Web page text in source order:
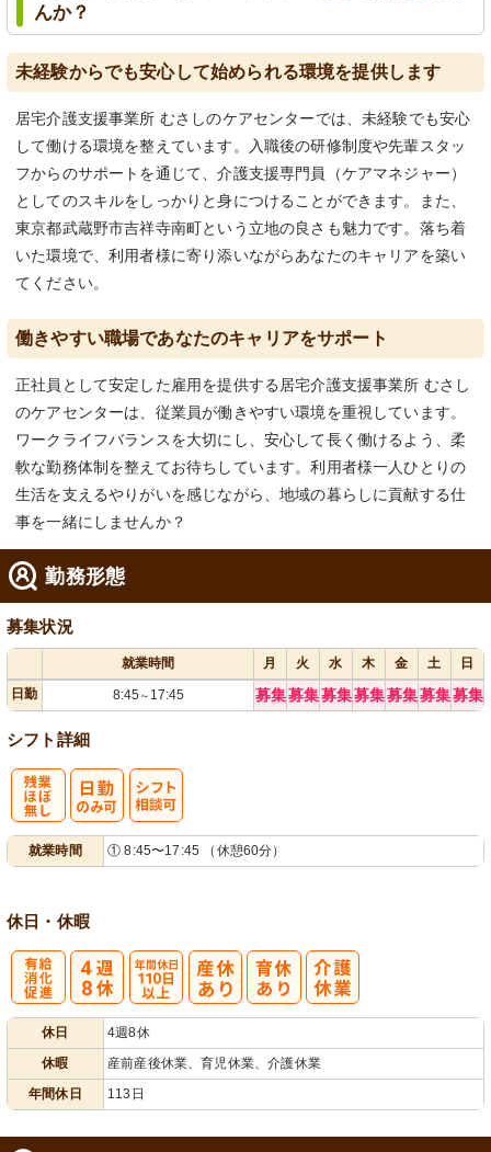
んか？
未経験からでも安心して始められる環境を提供します
居宅介護支援事業所 むさしのケアセンターでは、未経験でも安心
して働ける環境を整えています。入職後の研修制度や先輩スタッ
フからのサポートを通じて、介護支援専門員（ケアマネジャー）
としてのスキルをしっかりと身につけることができます。また、
東京都武蔵野市吉祥寺南町という立地の良さも魅力です。落ち着
いた環境で、利用者様に寄り添いながらあなたのキャリアを築い
てください。
働きやすい職場であなたのキャリアをサポート
正社員として安定した雇用を提供する居宅介護支援事業所 むさし
のケアセンターは、従業員が働きやすい環境を重視しています。
ワークライフバランスを大切にし、安心して長く働けるよう、柔
軟な勤務体制を整えてお待ちしています。利用者様一人ひとりの
生活を支えるやりがいを感じながら、地域の暮らしに貢献する仕
事を一緒にしませんか？
勤務形態
募集状況
就業時間 月 火 水 木 金 土
日
日勤
8:45 ～ 17:45 募集募集募集募集募集募集募集
シフト詳細
就業時間 ① 8:45〜17:45 （休憩60分）
休日・休暇
休日
4週8休
休暇
産前産後休業、育児休業、介護休業
年間休日
113日